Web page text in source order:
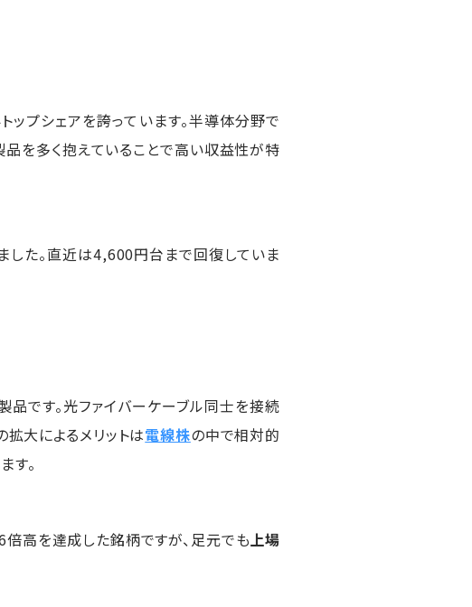
ップシェアを誇っています。半導体分野で
を多く抱えていることで高い収益性が特
した。直近は4,600円台まで回復していま
です。光ファイバーケーブル同士を接続
大によるメリットは電線株の中で相対的
す。
高を達成した銘柄ですが、足元でも上場